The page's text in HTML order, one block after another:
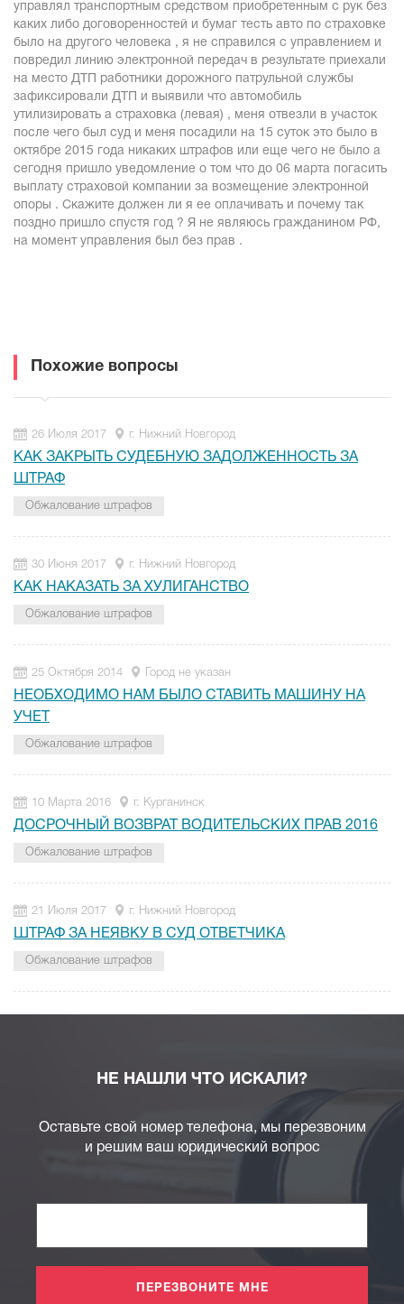
управлял транспортным средством приобретенным с рук без
каких либо договоренностей и бумаг тесть авто по страховке
было на другого человека , я не справился с управлением и
повредил линию электронной передач в результате приехали
на место ДТП работники дорожного патрульной службы
зафиксировали ДТП и выявили что автомобиль
утилизировать а страховка (левая) , меня отвезли в участок
после чего был суд и меня посадили на 15 суток это было в
октябре 2015 года никаких штрафов или еще чего не было а
сегодня пришло уведомление о том что до 06 марта погасить
выплату страховой компании за возмещение электронной
опоры . Скажите должен ли я ее оплачивать и почему так
поздно пришло спустя год ? Я не являюсь гражданином РФ,
на момент управления был без прав .
Похожие вопросы
26 Июля 2017 г. Нижний Новгород
КАК ЗАКРЫТЬ СУДЕБНУЮ ЗАДОЛЖЕННОСТЬ ЗА
ШТРАФ
Обжалование штрафов
30 Июня 2017 г. Нижний Новгород
КАК НАКАЗАТЬ ЗА ХУЛИГАНСТВО
Обжалование штрафов
25 Октября 2014 Город не указан
НЕОБХОДИМО НАМ БЫЛО СТАВИТЬ МАШИНУ НА
УЧЕТ
Обжалование штрафов
10 Марта 2016 г. Курганинск
ДОСРОЧНЫЙ ВОЗВРАТ ВОДИТЕЛЬСКИХ ПРАВ 2016
Обжалование штрафов
21 Июля 2017 г. Нижний Новгород
ШТРАФ ЗА НЕЯВКУ В СУД ОТВЕТЧИКА
Обжалование штрафов
НЕ НАШЛИ ЧТО ИСКАЛИ?
Оставьте свой номер телефона, мы перезвоним
и решим ваш юридический вопрос
ПЕРЕЗВОНИТЕ МНЕ